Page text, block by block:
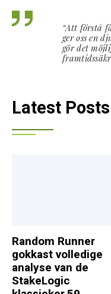
“Att förstå
ger oss en
gör det
Latest Posts
Random Runner
gokkast volledige
analyse van de
StakeLogic